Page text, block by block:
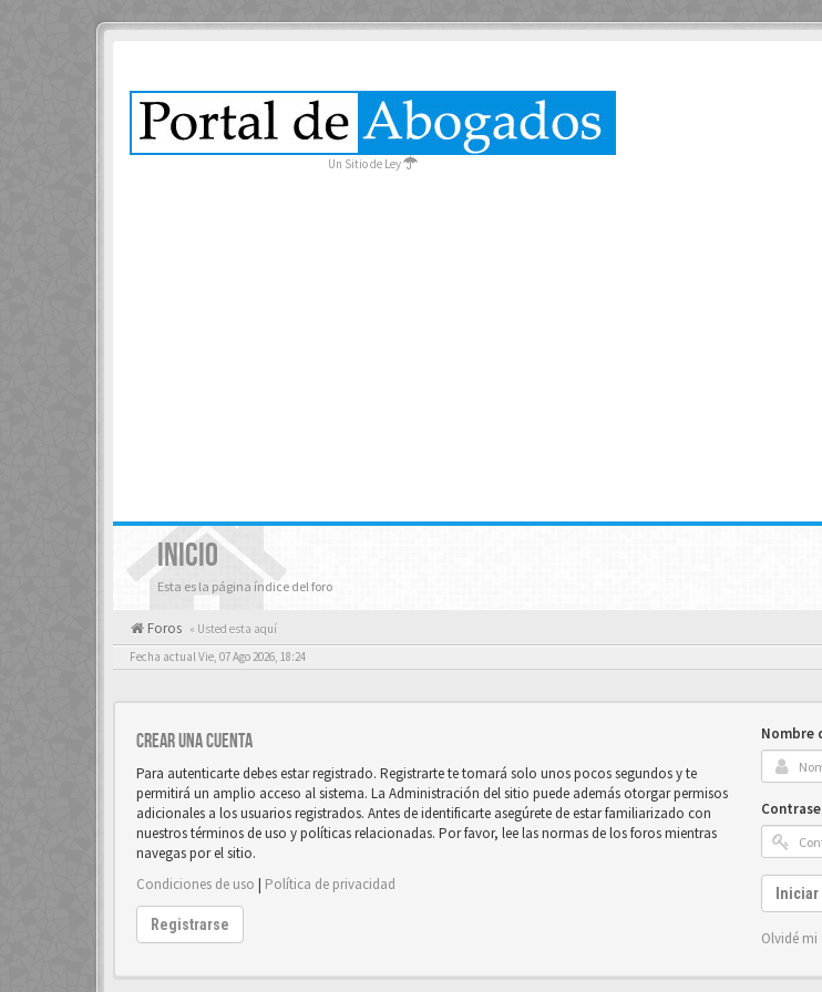
Un Sitio de Ley
INICIO
Esta es la página índice del foro
Foros « Usted esta aquí
Fecha actual Vie, 07 Ago 2026, 18:24
Crear una cuenta
Para autenticarte debes estar registrado. Registrarte te tomará solo unos pocos segundos y te
permitirá un amplio acceso al sistema. La Administración del sitio puede además otorgar permisos
adicionales a los usuarios registrados. Antes de identificarte asegúrete de estar familiarizado con
nuestros términos de uso y políticas relacionadas. Por favor, lee las normas de los foros mientras
navegas por el sitio.
Condiciones de uso | Política de privacidad
Registrarse
Nombre
Olvidé mi